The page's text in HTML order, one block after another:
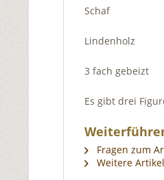
Schaf
Lindenholz
3 fach gebeizt
Es gibt drei
Fragen zum
Weitere